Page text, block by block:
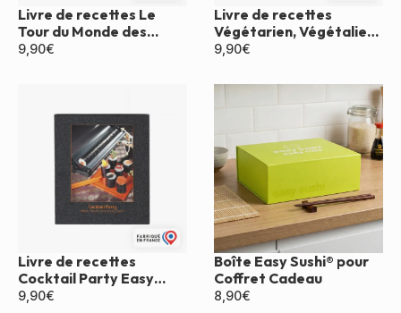
Livre de recettes Le
Tour du Monde des
Sushis Easy Sushi®
9,90€
Livre de recettes
Végétarien, Végétalien
Easy Sushi®
9,90€
Livre de recettes
Cocktail Party Easy
Sushi®
9,90€
Boîte Easy Sushi® pour
Coffret Cadeau
8,90€